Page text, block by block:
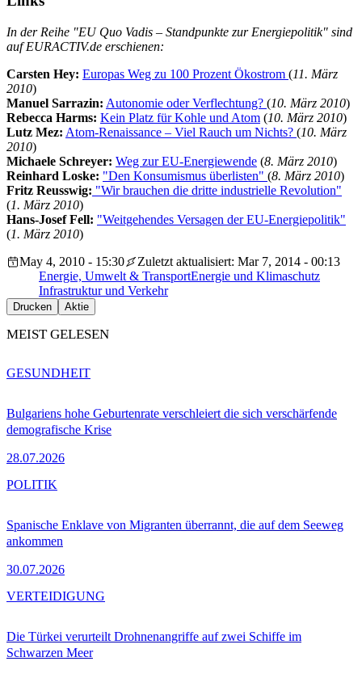
In der Reihe "EU Quo Vadis – Standpunkte zur Energiepolitik" sind
auf EURACTIV.de erschienen:
Carsten Hey: Europas Weg zu 100 Prozent Ökostrom (11. März
2010)
Manuel Sarrazin: Autonomie oder Verflechtung? (10. März 2010)
Rebecca Harms: Kein Platz für Kohle und Atom (10. März 2010)
Lutz Mez: Atom-Renaissance – Viel Rauch um Nichts? (10. März
2010)
Michaele Schreyer: Weg zur EU-Energiewende (8. März 2010)
Reinhard Loske: "Den Konsumismus überlisten" (8. März 2010)
Fritz Reusswig: "Wir brauchen die dritte industrielle Revolution"
(1. März 2010)
Hans-Josef Fell: "Weitgehendes Versagen der EU-Energiepolitik"
(1. März 2010)
May 4, 2010 - 15:30
Zuletzt aktualisiert: Mar 7, 2014 - 00:13
Energie, Umwelt & TransportEnergie und Klimaschutz
Infrastruktur und Verkehr
Drucken Aktie
MEIST GELESEN
Bulgariens hohe Geburtenrate verschleiert die sich verschärfende
demografische Krise
28.07.2026
GESUNDHEIT
Spanische Enklave von Migranten überrannt, die auf dem Seeweg
ankommen
30.07.2026
POLITIK
Die Türkei verurteilt Drohnenangriffe auf zwei Schiffe im
Schwarzen Meer
VERTEIDIGUNG